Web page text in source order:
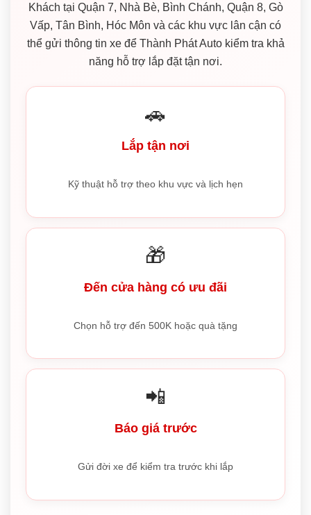
Khách tại Quận 7, Nhà Bè, Bình Chánh, Quận 8, Gò
Vấp, Tân Bình, Hóc Môn và các khu vực lân cận có
thể gửi thông tin xe để Thành Phát Auto kiểm tra khả
năng hỗ trợ lắp đặt tận nơi.
🚗
Lắp tận nơi
Kỹ thuật hỗ trợ theo khu vực và lịch hẹn
🎁
Đến cửa hàng có ưu đãi
Chọn hỗ trợ đến 500K hoặc quà tặng
📲
Báo giá trước
Gửi đời xe để kiểm tra trước khi lắp